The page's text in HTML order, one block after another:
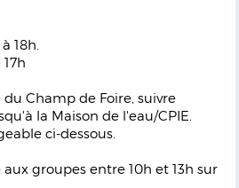
18h.
Champ de Foire, suivre
la Maison de l'eau/CPIE.
ci-dessous.
aux groupes entre 10h et 13h sur